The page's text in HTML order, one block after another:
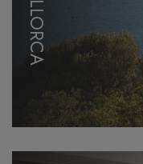
MALLORCA